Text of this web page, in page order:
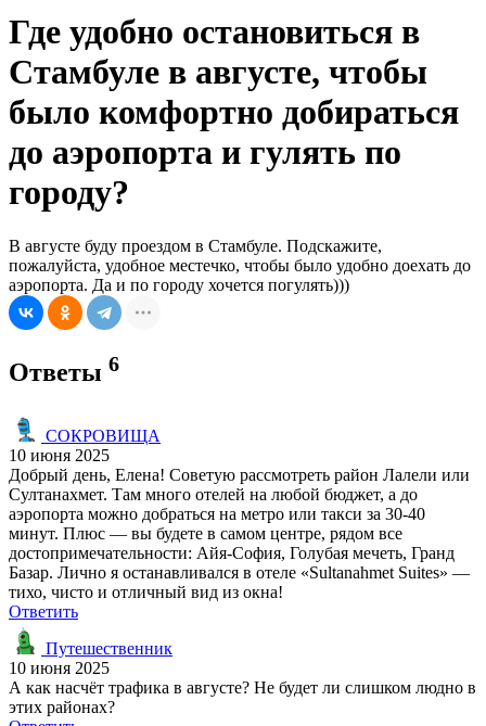
Где удобно остановиться в
Стамбуле в августе, чтобы
было комфортно добираться
до аэропорта и гулять по
городу?
В августе буду проездом в Стамбуле. Подскажите,
пожалуйста, удобное местечко, чтобы было удобно доехать до
аэропорта. Да и по городу хочется погулять)))
Ответы 6
СОКРОВИЩА
10 июня 2025
Добрый день, Елена! Советую рассмотреть район Лалели или
Султанахмет. Там много отелей на любой бюджет, а до
аэропорта можно добраться на метро или такси за 30-40
минут. Плюс — вы будете в самом центре, рядом все
достопримечательности: Айя-София, Голубая мечеть, Гранд
Базар. Лично я останавливался в отеле «Sultanahmet Suites» —
тихо, чисто и отличный вид из окна!
Ответить
Путешественник
10 июня 2025
А как насчёт трафика в августе? Не будет ли слишком людно в
этих районах?